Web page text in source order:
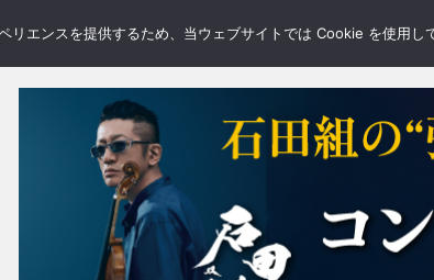
NEWS REVIEWS GALLERY BLOGS
リエンスを提供するため、当ウェブサイトでは Cookie を使用